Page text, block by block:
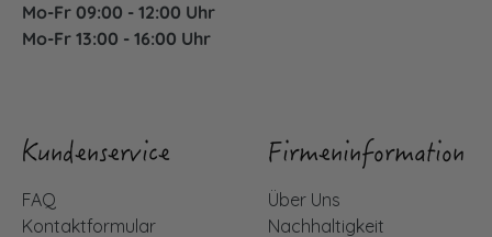
Mo-Fr 09:00 - 12:00 Uhr
Mo-Fr 13:00 - 16:00 Uhr
Kundenservice
FAQ
Kontaktformular
Firmeninformation
Über Uns
Nachhaltigkeit